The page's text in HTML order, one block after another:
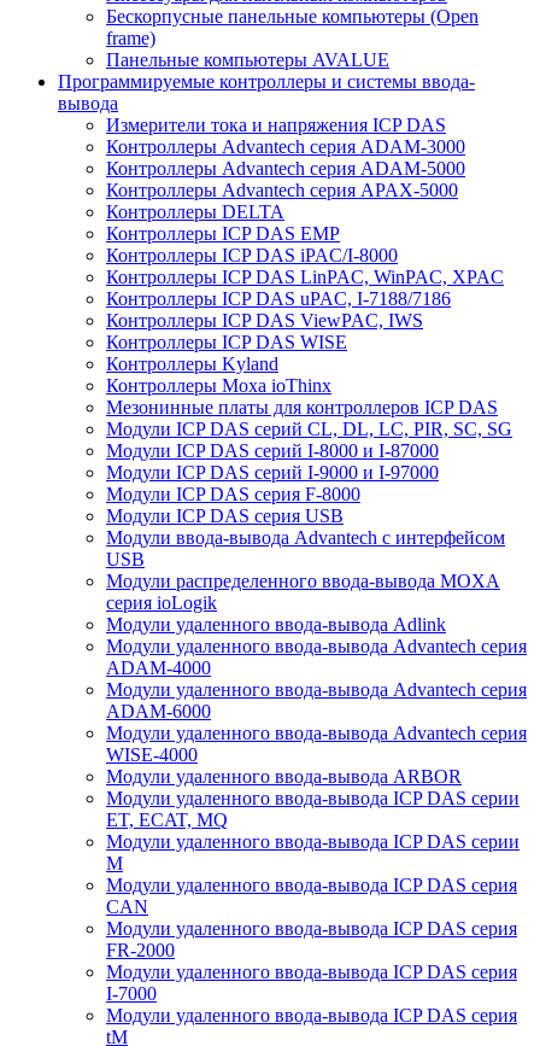
Бескорпусные панельные компьютеры (Open
frame)
Панельные компьютеры AVALUE
Программируемые контроллеры и системы ввода-
вывода
Измерители тока и напряжения ICP DAS
Контроллеры Advantech серия ADAM-3000
Контроллеры Advantech серия ADAM-5000
Контроллеры Advantech серия APAX-5000
Контроллеры DELTA
Контроллеры ICP DAS EMP
Контроллеры ICP DAS iPAC/I-8000
Контроллеры ICP DAS LinPAC, WinPAC, XPAC
Контроллеры ICP DAS uPAC, I-7188/7186
Контроллеры ICP DAS ViewPAC, IWS
Контроллеры ICP DAS WISE
Контроллеры Kyland
Контроллеры Moxa ioThinx
Мезонинные платы для контроллеров ICP DAS
Модули ICP DAS серий CL, DL, LC, PIR, SC, SG
Модули ICP DAS серий I-8000 и I-87000
Модули ICP DAS серий I-9000 и I-97000
Модули ICP DAS серия F-8000
Модули ICP DAS серия USB
Модули ввода-вывода Advantech с интерфейсом
USB
Модули распределенного ввода-вывода MOXA
серия ioLogik
Модули удаленного ввода-вывода Adlink
Модули удаленного ввода-вывода Advantech серия
ADAM-4000
Модули удаленного ввода-вывода Advantech серия
ADAM-6000
Модули удаленного ввода-вывода Advantech серия
WISE-4000
Модули удаленного ввода-вывода ARBOR
Модули удаленного ввода-вывода ICP DAS серии
ET, ECAT, MQ
Модули удаленного ввода-вывода ICP DAS серии
M
Модули удаленного ввода-вывода ICP DAS серия
CAN
Модули удаленного ввода-вывода ICP DAS серия
FR-2000
Модули удаленного ввода-вывода ICP DAS серия
I-7000
Модули удаленного ввода-вывода ICP DAS серия
tM